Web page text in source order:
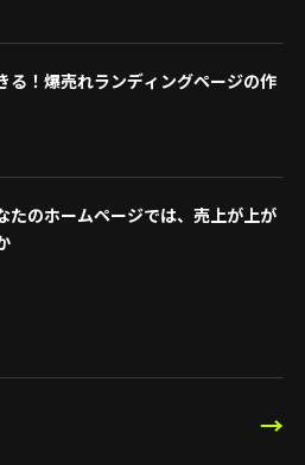
る！爆売れランディングページの作
たのホームページでは、売上が上が
→